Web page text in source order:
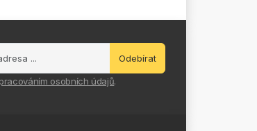
Odebírat
osobních údajů.